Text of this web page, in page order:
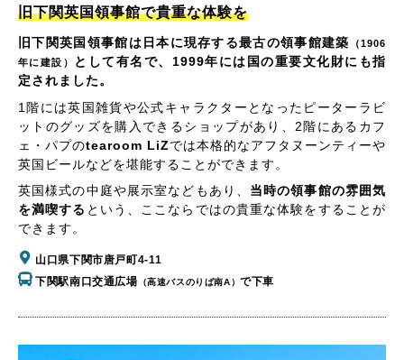
旧下関英国領事館で貴重な体験を
旧下関英国領事館は日本に現存する最古の領事館建築
（1906
年に建設）
として有名で、1999年には国の重要文化財にも指
定されました。
1階には英国雑貨や公式キャラクターとなったピーターラビ
ットのグッズを購入できるショップがあり、2階にあるカフ
ェ・パプのtearoom LiZでは本格的なアフタヌーンティーや
英国ビールなどを堪能することができます。
英国様式の中庭や展示室などもあり、 当時の領事館の雰囲気
を満喫する という、ここならではの貴重な体験をすることが
できます。
山口県下関市唐戸町4-11
下関駅南口交通広場 （高速バスのりば南A）で下車